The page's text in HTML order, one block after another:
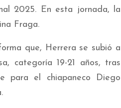
2025. En esta jornada, la
Fraga.
que, Herrera se subió a
categoría 19-21 años, tras
para el chiapaneco Diego